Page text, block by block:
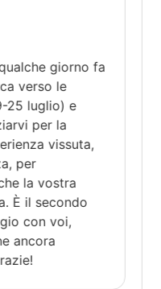
giorno fa
verso le
25 luglio) e
per la
vissuta,
per
la vostra
È il secondo
con voi,
ancora